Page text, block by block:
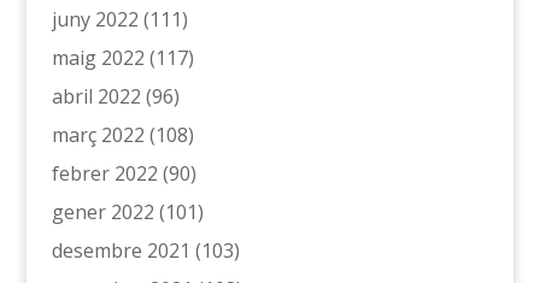
juny 2022 (111)
maig 2022 (117)
abril 2022 (96)
març 2022 (108)
febrer 2022 (90)
gener 2022 (101)
desembre 2021 (103)